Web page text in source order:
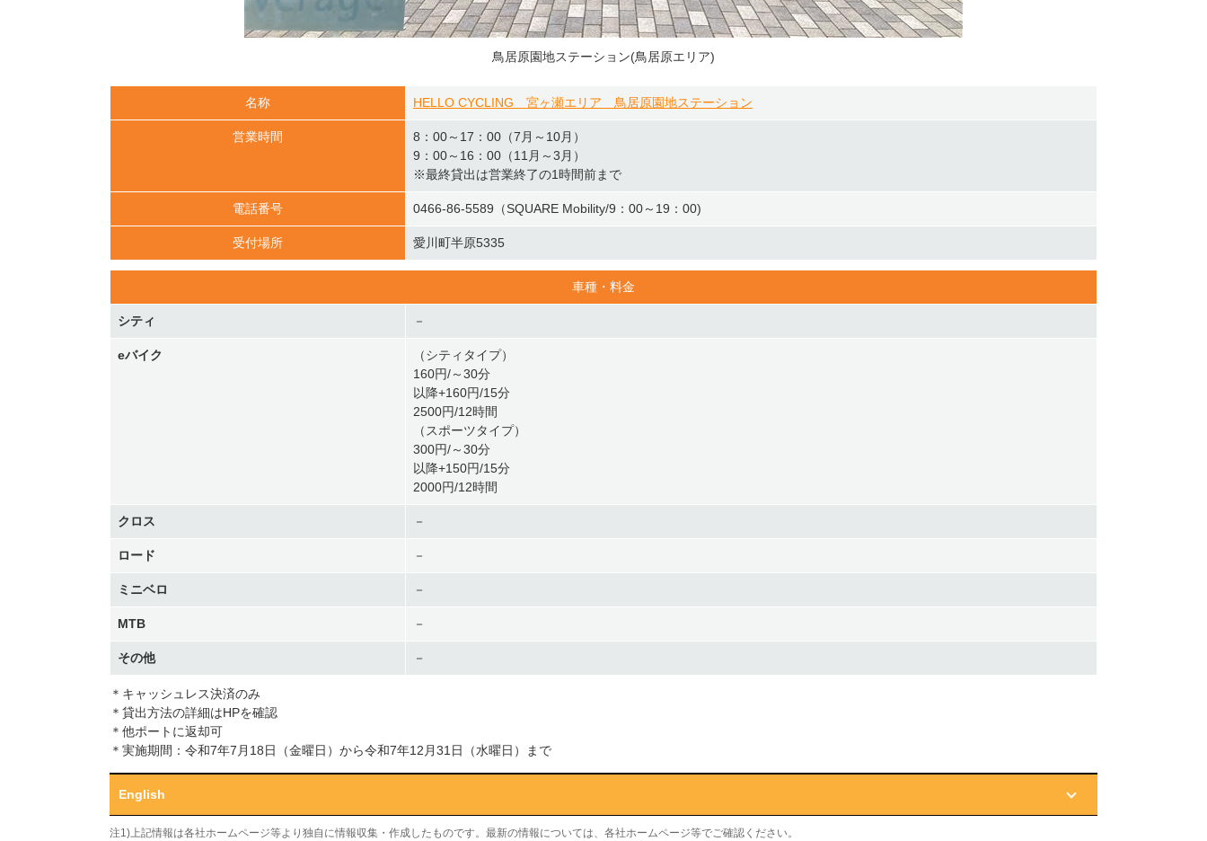
鳥居原園地ステーション(鳥居原エリア)
名称 HELLO CYCLING 宮ヶ瀬エリア 鳥居原園地ステーション
営業時間
8：00～17：00（7月～10月）
9：00～16：00（11月～3月）
※最終貸出は営業終了の1時間前まで
電話番号 0466-86-5589（SQUARE Mobility/9：00～19：00)
受付場所 愛川町半原5335
車種・料金
シティ －
eバイク
（シティタイプ）
160円/～30分
以降+160円/15分
2500円/12時間
（スポーツタイプ）
300円/～30分
以降+150円/15分
2000円/12時間
クロス －
ロード －
ミニベロ －
MTB －
その他 －
＊キャッシュレス決済のみ
＊貸出方法の詳細はHPを確認
＊他ポートに返却可
＊実施期間：令和7年7月18日（金曜日）から令和7年12月31日（水曜日）まで
English
注1)上記情報は各社ホームページ等より独自に情報収集・作成したものです。最新の情報については、各社ホームページ等でご確認ください。